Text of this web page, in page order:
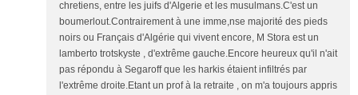
chretiens, entre les juifs d'Algerie et les musulmans.C'est un
boumerlout.Contrairement à une imme,nse majorité des pieds
noirs ou Français d'Algérie qui vivent encore, M Stora est un
lamberto trotskyste , d'extrême gauche.Encore heureux qu'il n'ait
pas répondu à Segaroff que les harkis étaient infiltrés par
l'extrême droite.Etant un prof à la retraite , on m'a toujours appris